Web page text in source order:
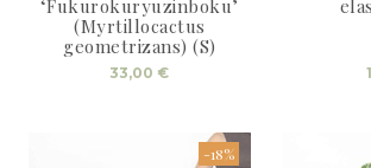
‘Fukurokuryuzinboku’
(Myrtillocactus
geometrizans) (S)
33,00 €
-18%